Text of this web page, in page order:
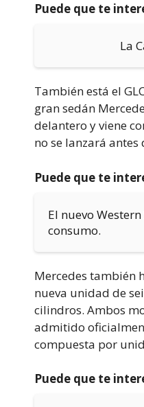
Puede que te
La
También está el
gran sedán
delantero y viene
no se lanzará antes
Puede que te
El nuevo
consumo.
Mercedes también
nueva unidad de
cilindros. Ambos
admitido
compuesta por
Puede que te